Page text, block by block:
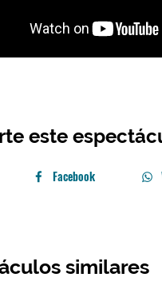
este
Facebook
similares